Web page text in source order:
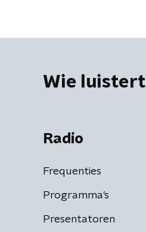
Wie luistert
Radio
Frequenties
Programma's
Presentatoren